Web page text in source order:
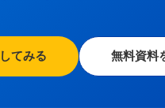
てみる 無料資料